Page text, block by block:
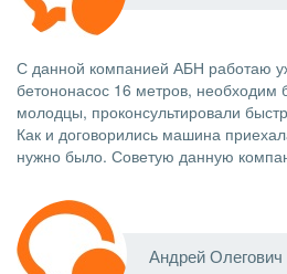
С данной компанией АБН работаю
бетононасос 16 метров, необходим
молодцы, проконсультировали
Как и договорились машина
нужно было. Советую данную
Андрей Олегович